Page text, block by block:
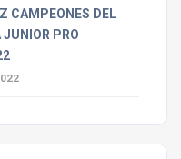
CAMPEONES DEL
JUNIOR PRO